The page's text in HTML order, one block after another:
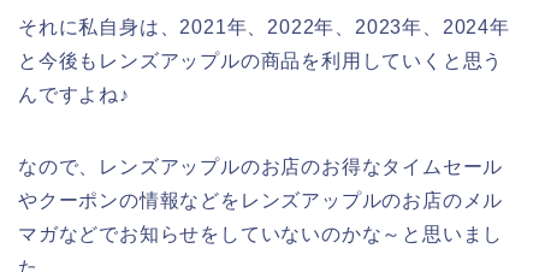
それに私自身は、2021年、2022年、2023年、2024年
と今後もレンズアップルの商品を利用していくと思う
んですよね♪
なので、レンズアップルのお店のお得なタイムセール
やクーポンの情報などをレンズアップルのお店のメル
マガなどでお知らせをしていないのかな～と思いまし
た。